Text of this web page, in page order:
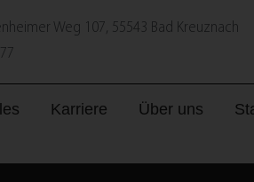
Weg 107, 55543 Bad Kreuznach
Karriere Über uns